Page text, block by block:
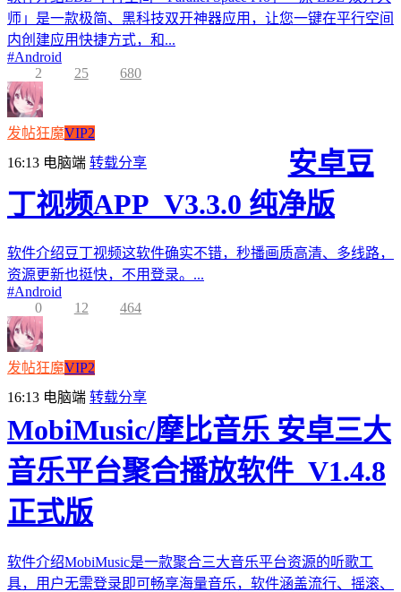
师」是一款极简、黑科技双开神器应用，让您一键在平行空间
内创建应用快捷方式，和...
#Android
2
25 680
发帖狂魔VIP2
16:13 电脑端 转载分享
安卓豆
丁视频APP_V3.3.0 纯净版
软件介绍豆丁视频这软件确实不错，秒播画质高清、多线路，
资源更新也挺快，不用登录。...
#Android
0
12 464
发帖狂魔VIP2
16:13 电脑端 转载分享
MobiMusic/摩比音乐 安卓三大
音乐平台聚合播放软件_V1.4.8
正式版
软件介绍MobiMusic是一款聚合三大音乐平台资源的听歌工
具，用户无需登录即可畅享海量音乐，软件涵盖流行、摇滚、